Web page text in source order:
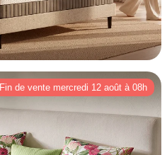
Fin de vente mercredi 12 août à 08h